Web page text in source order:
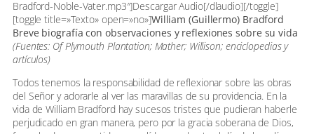
Bradford-Noble-Vater.mp3″]Descargar Audio[/dlaudio][/toggle]
[toggle title=»Texto» open=»no»]William (Guillermo) Bradford
Breve biografía con observaciones y reflexiones sobre su vida
(Fuentes: Of Plymouth Plantation; Mather; Willison; enciclopedias y
artículos)
Todos tenemos la responsabilidad de reflexionar sobre las obras
del Señor y adorarle al ver las maravillas de su providencia. En la
vida de William Bradford hay sucesos tristes que pudieran haberle
perjudicado en gran manera, pero por la gracia soberana de Dios,